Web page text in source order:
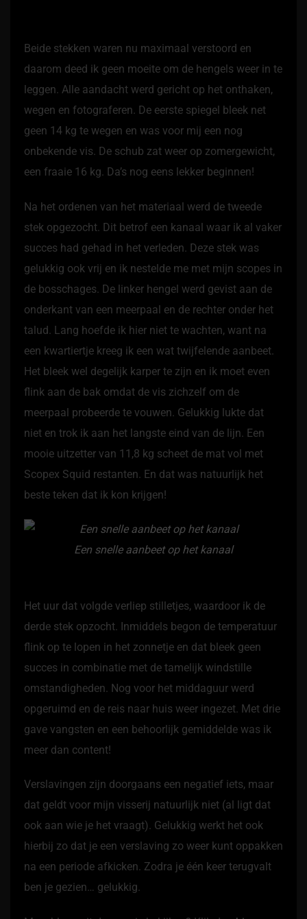
Beide stekken waren nu maximaal verstoord en
daarom deed ik geen moeite om de hengels weer in te
leggen. Alle aandacht werd gericht op het onthaken,
wegen en fotograferen. De eerste spiegel bleek net
geen 14 kg te wegen en was voor mij een nog
onbekende vis. De schub zat weer op zomergewicht,
een fraaie 16 kg. Da’s nog eens lekker beginnen!
Na het ordenen van het materiaal werd de tweede
stek opgezocht. Dit betrof een kanaal waar ik al vaker
succes had gehad in het verleden. Deze stek was
gelukkig ook vrij en ik nestelde me met mijn scopes in
de bosschages. De linker hengel werd gevist aan de
onderkant van een meerpaal en de rechter onder het
talud. Lang hoefde ik hier niet te wachten, want na
een kwartiertje kreeg ik een wat twijfelende aanbeet.
Het bleek wel degelijk karper te zijn en ik moet even
flink aan de bak omdat de vis zichzelf om de
meerpaal probeerde te vouwen. Gelukkig lukte dat
niet en trok ik aan het langste eind van de lijn. Een
mooie uitzetter van 11,8 kg scheet de mat vol met
Scopex Squid restanten. En dat was natuurlijk het
beste teken dat ik kon krijgen!
Een snelle aanbeet op het kanaal
Het uur dat volgde verliep stilletjes, waardoor ik de
derde stek opzocht. Inmiddels begon de temperatuur
flink op te lopen in het zonnetje en dat bleek geen
succes in combinatie met de tamelijk windstille
omstandigheden. Nog voor het middaguur werd
opgeruimd en de reis naar huis weer ingezet. Met drie
gave vangsten en een behoorlijk gemiddelde was ik
meer dan content!
Verslavingen zijn doorgaans een negatief iets, maar
dat geldt voor mijn visserij natuurlijk niet (al ligt dat
ook aan wie je het vraagt). Gelukkig werkt het ook
hierbij zo dat je een verslaving zo weer kunt oppakken
na een periode afkicken. Zodra je één keer terugvalt
ben je gezien… gelukkig.